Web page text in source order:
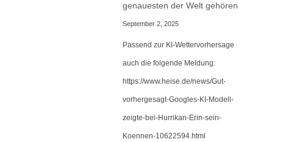
genauesten der Welt gehören
September 2, 2025
Passend zur KI-Wettervorhersage
auch die folgende Meldung:
https://www.heise.de/news/Gut-
vorhergesagt-Googles-KI-Modell-
zeigte-bei-Hurrikan-Erin-sein-
Koennen-10622594.html